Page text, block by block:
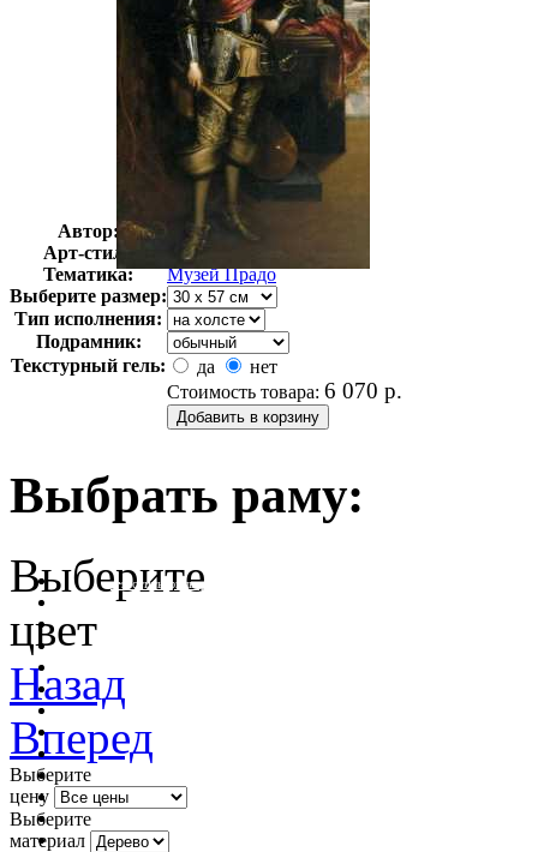
Автор:
Неизвестно
Арт-стиль
Классицизм
Тематика:
Музей Прадо
Выберите размер:
Тип исполнения:
Подрамник:
Текстурный гель:
да
нет
Стоимость товара: 6 070 р.
Выбрать раму:
очистить фильтр цвета
Выберите
цвет
Назад
Вперед
Выберите
цену
Выберите
материал